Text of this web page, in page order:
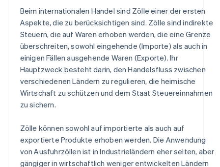
Beim internationalen Handel sind Zölle einer der ersten
Aspekte, die zu berücksichtigen sind. Zölle sind indirekte
Steuern, die auf Waren erhoben werden, die eine Grenze
überschreiten, sowohl eingehende (Importe) als auch in
einigen Fällen ausgehende Waren (Exporte). Ihr
Hauptzweck besteht darin, den Handelsfluss zwischen
verschiedenen Ländern zu regulieren, die heimische
Wirtschaft zu schützen und dem Staat Steuereinnahmen
zu sichern.
Zölle können sowohl auf importierte als auch auf
exportierte Produkte erhoben werden. Die Anwendung
von Ausfuhrzöllen ist in Industrieländern eher selten, aber
gängiger in wirtschaftlich weniger entwickelten Ländern